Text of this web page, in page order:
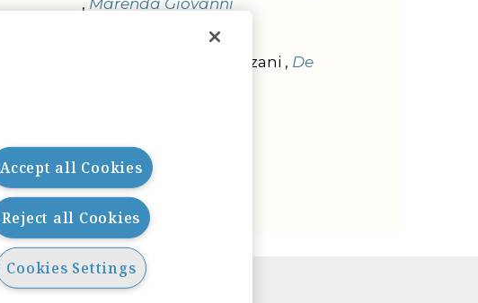
, Marenda Giovanni
Intervista a Ada Cavazzani , De
Accept all Cookies
Reject all Cookies
Cookies Settings